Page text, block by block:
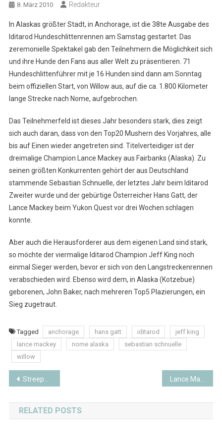
8. März 2010 Redakteur
In Alaskas größter Stadt, in Anchorage, ist die 38te Ausgabe des
Iditarod Hundeschlittenrennen am Samstag gestartet. Das
zeremonielle Spektakel gab den Teilnehmern die Möglichkeit sich
und ihre Hunde den Fans aus aller Welt zu präsentieren. 71
Hundeschlittenführer mit je 16 Hunden sind dann am Sonntag
beim offiziellen Start, von Willow aus, auf die ca. 1.800 Kilometer
lange Strecke nach Nome, aufgebrochen.
Das Teilnehmerfeld ist dieses Jahr besonders stark, dies zeigt
sich auch daran, dass von den Top20 Mushern des Vorjahres, alle
bis auf Einen wieder angetreten sind. Titelverteidiger ist der
dreimalige Champion Lance Mackey aus Fairbanks (Alaska). Zu
seinen größten Konkurrenten gehört der aus Deutschland
stammende Sebastian Schnuelle, der letztes Jahr beim Iditarod
Zweiter wurde und der gebürtige Österreicher Hans Gatt, der
Lance Mackey beim Yukon Quest vor drei Wochen schlagen
konnte.
Aber auch die Herausforderer aus dem eigenen Land sind stark,
so möchte der viermalige Iditarod Champion Jeff King noch
einmal Sieger werden, bevor er sich von den Langstreckenrennen
verabschieden wird. Ebenso wird dem, in Alaska (Kotzebue)
geborenen, John Baker, nach mehreren Top5 Plazierungen, ein
Sieg zugetraut.
Tagged anchorage hans gatt iditarod
jeff king
lance mackey
nome alaska
sebastian schnuelle
willow
Beitragsnavigation
Streeper zum fuenften Mal Sieger beim Fur Rondy
RELATED POSTS